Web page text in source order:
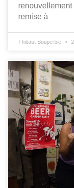
remise à
Thibaut Souperbie